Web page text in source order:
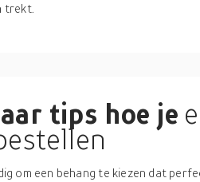
trekt.
tips hoe je
om een behang te kiezen dat